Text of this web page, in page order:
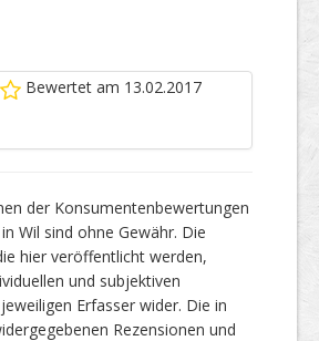
Bewertet am 13.02.2017
der Konsumentenbewertungen
Wil sind ohne Gewähr. Die
hier veröffentlicht werden,
und subjektiven
Erfasser wider. Die in
Rezensionen und